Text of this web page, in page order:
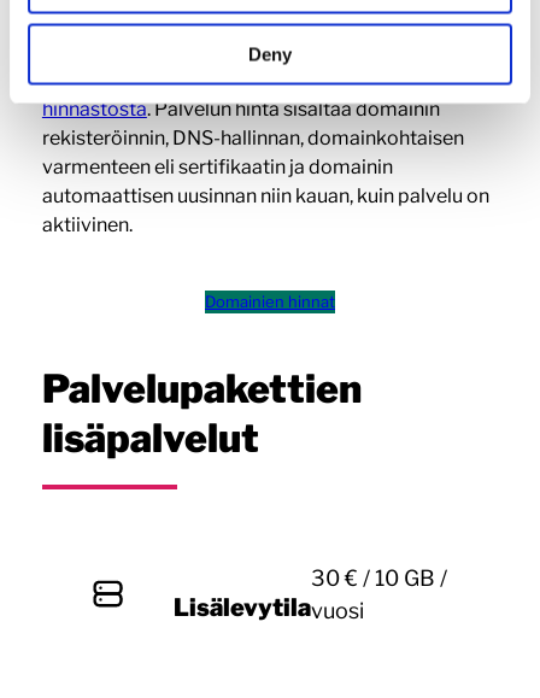
Deny
Haluatko erikoisemman päätteen domainillesi?
Onnistuu! Tarkista domainin hinta erillisestä
hinnastosta. Palvelun hinta sisältää domainin
rekisteröinnin, DNS-hallinnan, domainkohtaisen
varmenteen eli sertifikaatin ja domainin
automaattisen uusinnan niin kauan, kuin palvelu on
aktiivinen.
Domainien hinnat
Palvelupakettien
lisäpalvelut
Lisälevytila
30 € / 10 GB /
vuosi